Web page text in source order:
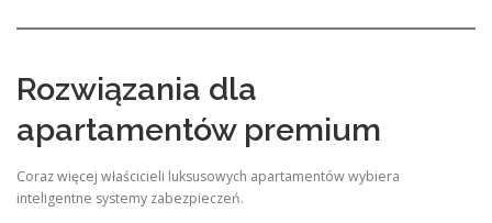
Rozwiązania dla
apartamentów premium
Coraz więcej właścicieli luksusowych apartamentów wybiera
inteligentne systemy zabezpieczeń.